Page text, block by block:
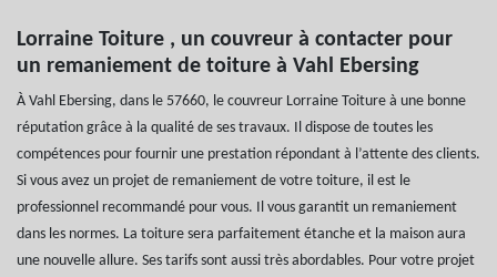
Lorraine Toiture , un couvreur à contacter pour
un remaniement de toiture à Vahl Ebersing
À Vahl Ebersing, dans le 57660, le couvreur Lorraine Toiture à une bonne
réputation grâce à la qualité de ses travaux. Il dispose de toutes les
compétences pour fournir une prestation répondant à l’attente des clients.
Si vous avez un projet de remaniement de votre toiture, il est le
professionnel recommandé pour vous. Il vous garantit un remaniement
dans les normes. La toiture sera parfaitement étanche et la maison aura
une nouvelle allure. Ses tarifs sont aussi très abordables. Pour votre projet